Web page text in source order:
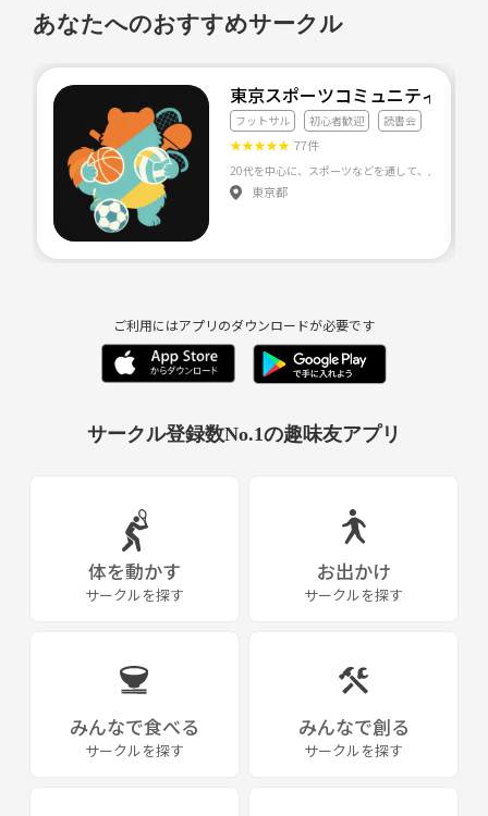
あなたへのおすすめサークル
東京スポーツコミュニティ🏃‍♂️
フットサル 初心者歓迎 読書会
★★★★★ 77件
東京都
ご利用にはアプリのダウンロードが必要です
サークル登録数No.1の趣味友アプリ
体を動かす
サークルを探す
お出かけ
サークルを探す
みんなで食べる
サークルを探す
みんなで創る
サークルを探す